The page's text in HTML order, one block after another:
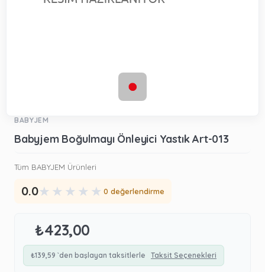
BABYJEM
Babyjem Boğulmayı Önleyici Yastık Art-013
Tüm BABYJEM Ürünleri
0.0★ ★ ★ ★ ★ 0 değerlendirme
₺423,00
₺139,59 `den başlayan taksitlerle Taksit Seçenekleri